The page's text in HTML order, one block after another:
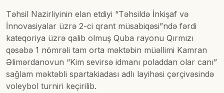
Təhsil Nazirliyinin elan etdiyi “Təhsildə İnkişaf və
İnnovasiyalar üzrə 2-ci qrant müsabiqəsi”ndə fərdi
kateqoriya üzrə qalib olmuş Quba rayonu Qırmızı
qəsəbə 1 nömrəli tam orta məktəbin müəllimi Kamran
Əlimərdanovun “Kim sevirsə idmanı poladdan olar canı”
sağlam məktəbli spartakiadası adlı layihəsi çərçivəsində
voleybol turniri keçirilib.